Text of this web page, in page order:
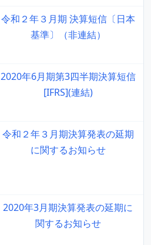
令和２年３月期 決算短信〔日本
基準〕（非連結）
2020年6月期第3四半期決算短信
[IFRS](連結)
令和２年３月期決算発表の延期
に関するお知らせ
2020年3月期決算発表の延期に
関するお知らせ